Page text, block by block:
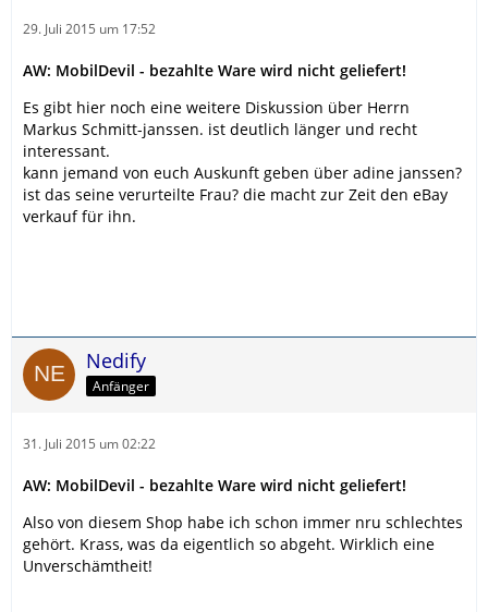
29. Juli 2015 um 17:52
AW: MobilDevil - bezahlte Ware wird nicht geliefert!
Es gibt hier noch eine weitere Diskussion über Herrn
Markus Schmitt-janssen. ist deutlich länger und recht
interessant.
kann jemand von euch Auskunft geben über adine janssen?
ist das seine verurteilte Frau? die macht zur Zeit den eBay
verkauf für ihn.
Nedify
Anfänger
31. Juli 2015 um 02:22
AW: MobilDevil - bezahlte Ware wird nicht geliefert!
Also von diesem Shop habe ich schon immer nru schlechtes
gehört. Krass, was da eigentlich so abgeht. Wirklich eine
Unverschämtheit!